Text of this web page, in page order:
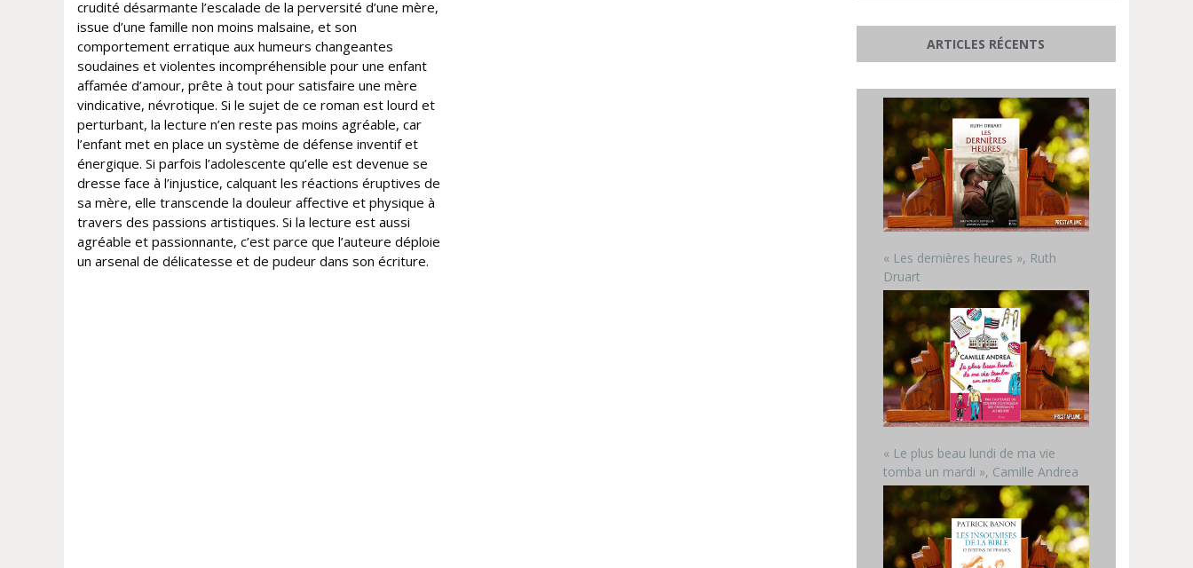
crudité désarmante l’escalade de la perversité d’une mère,
issue d’une famille non moins malsaine, et son
comportement erratique aux humeurs changeantes
soudaines et violentes incompréhensible pour une enfant
affamée d’amour, prête à tout pour satisfaire une mère
vindicative, névrotique. Si le sujet de ce roman est lourd et
perturbant, la lecture n’en reste pas moins agréable, car
l’enfant met en place un système de défense inventif et
énergique. Si parfois l’adolescente qu’elle est devenue se
dresse face à l’injustice, calquant les réactions éruptives de
sa mère, elle transcende la douleur affective et physique à
travers des passions artistiques. Si la lecture est aussi
agréable et passionnante, c’est parce que l’auteure déploie
un arsenal de délicatesse et de pudeur dans son écriture.
ARTICLES RÉCENTS
« Les dernières heures », Ruth
Druart
« Le plus beau lundi de ma vie
tomba un mardi », Camille Andrea